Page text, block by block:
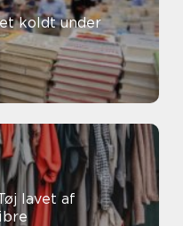
koldt under
lavet af